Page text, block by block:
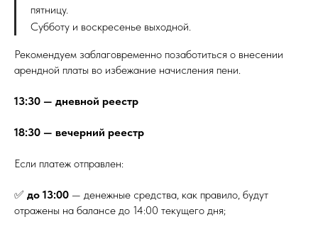
пятницу.
Субботу и воскресенье выходной.
Рекомендуем заблаговременно позаботиться о внесении
арендной платы во избежание начисления пени.
13:30 — дневной реестр
18:30 — вечерний реестр
Если платеж отправлен:
✅ до 13:00 — денежные средства, как правило, будут
отражены на балансе до 14:00 текущего дня;